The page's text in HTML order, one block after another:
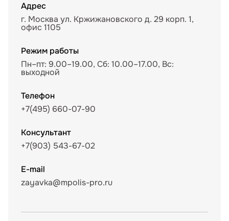
Адрес
г. Москва ул. Кржижановского д. 29 корп. 1,
офис 1105
Режим работы
Пн–пт: 9.00–19.00, Сб: 10.00–17.00, Вс:
выходной
Телефон
+7(495) 660-07-90
Консультант
+7(903) 543-67-02
E-mail
zayavka@mpolis-pro.ru